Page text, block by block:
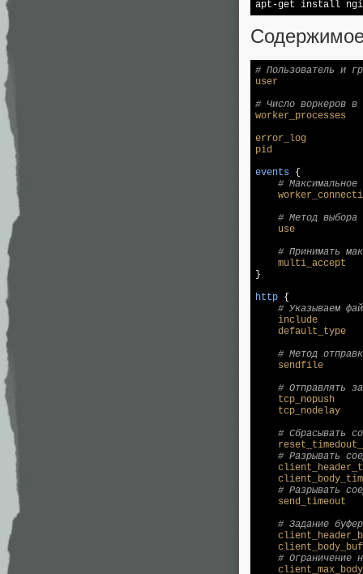
# Пользователь и
user
# Число воркеров в
worker_processes
error_log
pid
events {
# Максимальное
# Метод выбора
use
# Принимать
multi_accept
}
http {
# Указываем
include
default_type
# Метод
sendfile
# Отправлять
tcp_nopush
tcp_nodelay
# Сбрасывать
# Разрывать
# Разрывать
send_timeout
# Задание
# Ограничение